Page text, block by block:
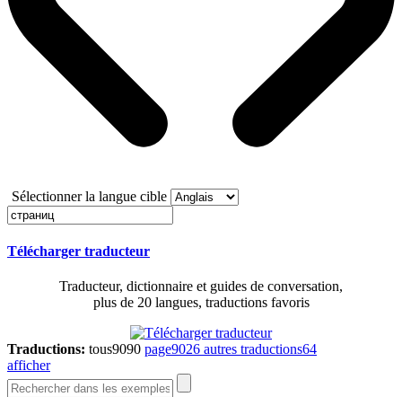
Sélectionner la langue cible
Télécharger traducteur
Traducteur, dictionnaire et guides de conversation,
plus de 20 langues, traductions favoris
Traductions: tous9090 page9026 autres traductions64
afficher